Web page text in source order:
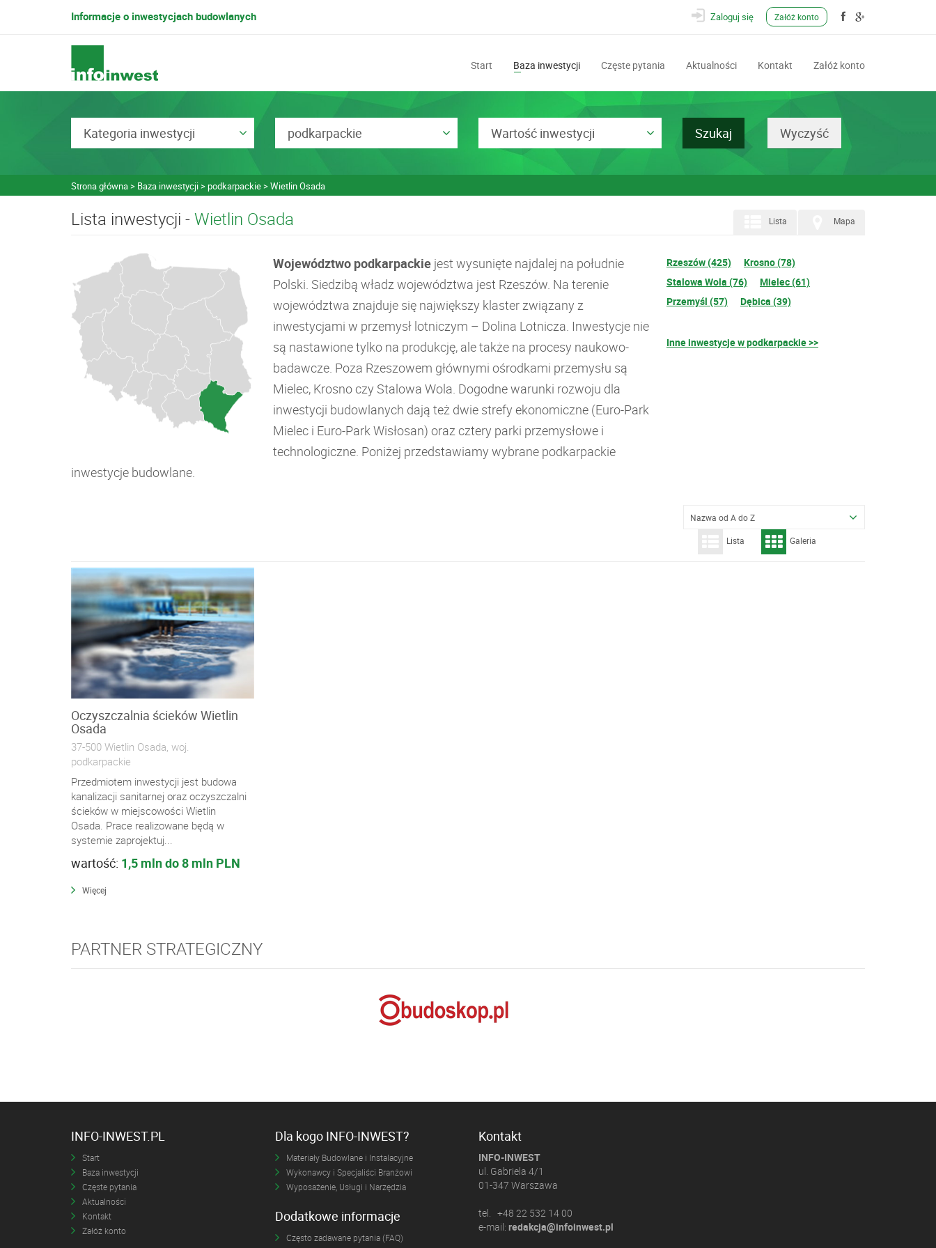
Informacje o inwestycjach budowlanych Zaloguj się Załóż konto
Start Baza inwestycji Częste pytania Aktualności Kontakt Załóż konto
Kategoria inwestycji podkarpackie Wartość inwestycji
Strona główna Baza inwestycji podkarpackie Wietlin Osada
Lista inwestycji - Wietlin Osada Mapa
Lista
Województwo podkarpackie jest wysunięte najdalej na południe
Polski. Siedzibą władz województwa jest Rzeszów. Na terenie
województwa znajduje się największy klaster związany z
inwestycjami w przemysł lotniczym – Dolina Lotnicza. Inwestycje nie
są nastawione tylko na produkcję, ale także na procesy naukowo-
badawcze. Poza Rzeszowem głównymi ośrodkami przemysłu są
Mielec, Krosno czy Stalowa Wola. Dogodne warunki rozwoju dla
inwestycji budowlanych dają też dwie strefy ekonomiczne (Euro-Park
Mielec i Euro-Park Wisłosan) oraz cztery parki przemysłowe i
technologiczne. Poniżej przedstawiamy wybrane podkarpackie
inwestycje budowlane.
Rzeszów (425)
Krosno (78)
Stalowa Wola (76)
Mielec (61)
Przemyśl (57)
Dębica (39)
Inne inwestycje w podkarpackie >>
Nazwa od A do Z
Lista Galeria
Oczyszczalnia ścieków Wietlin
Osada
37-500 Wietlin Osada, woj.
podkarpackie
Przedmiotem inwestycji jest budowa
kanalizacji sanitarnej oraz oczyszczalni
ścieków w miejscowości Wietlin
Osada. Prace realizowane będą w
systemie zaprojektuj...
wartość: 1,5 mln do 8 mln PLN
Więcej
PARTNER STRATEGICZNY
INFO-INWEST.PL
Start
Baza inwestycji
Częste pytania
Aktualności
Kontakt
Załóż konto
Dla kogo INFO-INWEST?
Materiały Budowlane i Instalacyjne
Wykonawcy i Specjaliści Branżowi
Wyposażenie, Usługi i Narzędzia
Dodatkowe informacje
Często zadawane pytania (FAQ)
Kontakt
INFO-INWEST
ul. Gabriela 4/1
01-347 Warszawa
tel. +48 22 532 14 00
e-mail: redakcja@infoinwest.pl